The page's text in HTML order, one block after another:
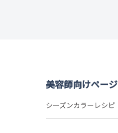
美容師向けページ
シーズンカラーレシピ